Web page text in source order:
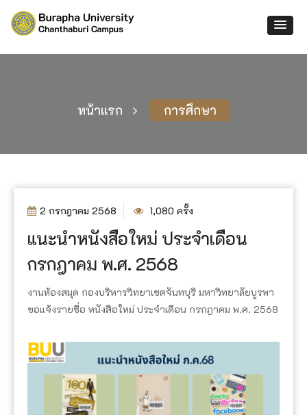
หน้าแรก การศึกษา
2 กรกฎาคม 2568 1,080 ครั้ง
แนะนำหนังสือใหม่ ประจำเดือน
กรกฎาคม พ.ศ. 2568
งานห้องสมุด กองบริหารวิทยาเขตจันทบุรี มหาวิทยาลัยบูรพา
ขอแจ้งรายชื่อ หนังสือใหม่ ประจำเดือน กรกฎาคม พ.ศ. 2568